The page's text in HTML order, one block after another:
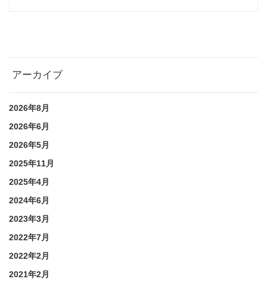
アーカイブ
2026年8月
2026年6月
2026年5月
2025年11月
2025年4月
2024年6月
2023年3月
2022年7月
2022年2月
2021年2月